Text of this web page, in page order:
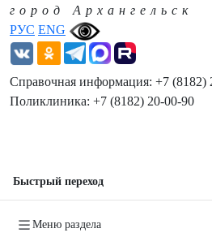
РУС ENG
город Архангельск
Справочная информация: +7 (8182)
Поликлиника: +7 (8182) 20-00-90
Быстрый переход
Меню раздела